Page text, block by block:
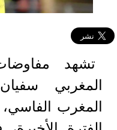
تشهد
المغربي
المغرب